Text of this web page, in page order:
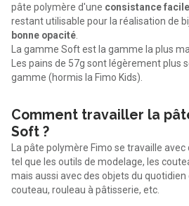
pâte polymère d'une consistance facile
restant utilisable pour la réalisation de
bonne opacité
La gamme Soft est la gamme la plus
Les pains de 57g sont légèrement plus
gamme (hormis la Fimo Kids).
Comment travailler la
Soft ?
La pâte polymère Fimo se travaille
tel que les outils de modelage, les
mais aussi avec des objets du
couteau, rouleau à pâtisserie, etc.